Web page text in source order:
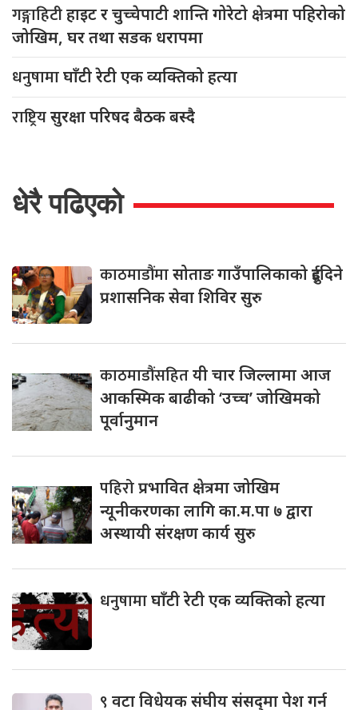
गङ्गाहिटीहाइट र चुच्चेपाटी शान्ति गोरेटो क्षेत्रमा पहिरोको
जोखिम, घर तथा सडक धरापमा
धनुषामाघाँटी रेटी एक व्यक्तिको हत्या
राष्ट्रियसुरक्षा परिषद बैठक बस्दै
धेरै पढिएको
काठमाडौंमासोताङ गाउँपालिकाको दुईदिने
प्रशासनिक सेवा शिविर सुरु
काठमाडौंसहितयी चार जिल्लामा आज
आकस्मिक बाढीको ‘उच्च’ जोखिमको
पूर्वानुमान
पहिरोप्रभावित क्षेत्रमा जोखिम
न्यूनीकरणका लागि का.म.पा ७ द्वारा
अस्थायी संरक्षण कार्य सुरु
धनुषामाघाँटी रेटी एक व्यक्तिको हत्या
९ वटा विधेयक संघीय संसद्‌मा पेश गर्न